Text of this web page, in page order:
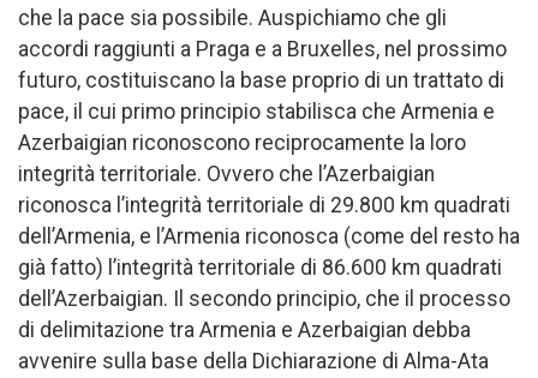
che la pace sia possibile. Auspichiamo che gli
accordi raggiunti a Praga e a Bruxelles, nel prossimo
futuro, costituiscano la base proprio di un trattato di
pace, il cui primo principio stabilisca che Armenia e
Azerbaigian riconoscono reciprocamente la loro
integrità territoriale. Ovvero che l’Azerbaigian
riconosca l’integrità territoriale di 29.800 km quadrati
dell’Armenia, e l’Armenia riconosca (come del resto ha
già fatto) l’integrità territoriale di 86.600 km quadrati
dell’Azerbaigian. Il secondo principio, che il processo
di delimitazione tra Armenia e Azerbaigian debba
avvenire sulla base della Dichiarazione di Alma-Ata